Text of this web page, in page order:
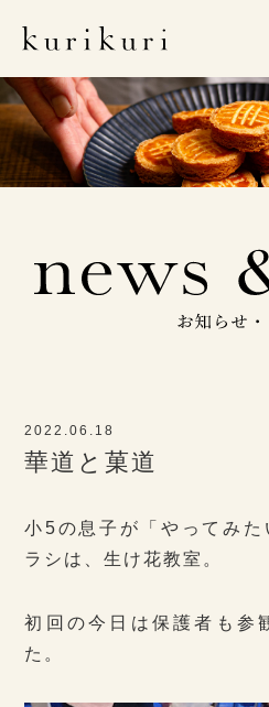
2022.06.18
華道と菓道
小5の息子が「やってみ
ラシは、生け花教室。
初回の今日は保護者も参
た。